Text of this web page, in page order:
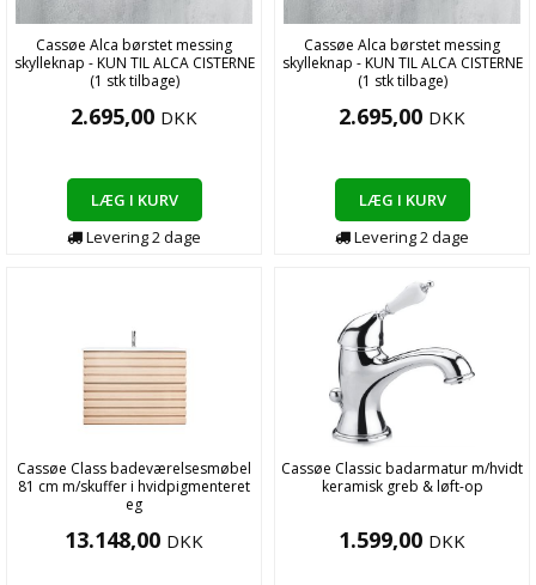
Cassøe Alca børstet messing
skylleknap - KUN TIL ALCA CISTERNE
(1 stk tilbage)
2.695,00 DKK
LÆG I KURV
Levering2dage
Cassøe Alca børstet messing
skylleknap - KUN TIL ALCA CISTERNE
(1 stk tilbage)
2.695,00 DKK
LÆG I KURV
Levering2dage
Cassøe Class badeværelsesmøbel
81 cm m/skuffer i hvidpigmenteret
eg
13.148,00 DKK
Cassøe Classic badarmatur m/hvidt
keramisk greb & løft-op
1.599,00 DKK